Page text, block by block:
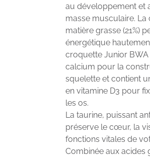
au développement et
masse musculaire. La
matière grasse (21%)
énergétique
croquette Junior BWA
calcium pour la
squelette et contient
en vitamine D3 pour
les os.
La taurine, puissant
préserve le cœur, la
fonctions vitales de
Combinée aux acides